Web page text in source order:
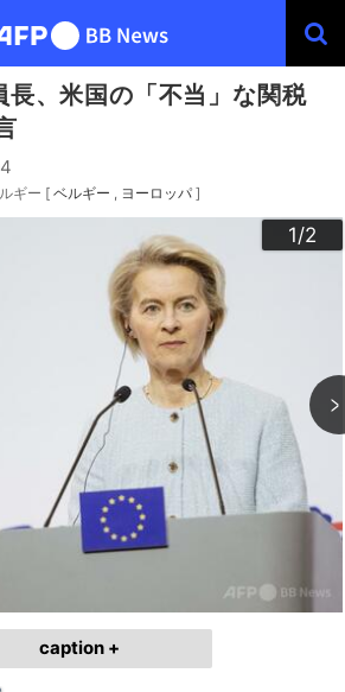
長、米国の「不当」な関税
ギー [ ベルギー ヨーロッパ ]
1/2
2/2
caption +